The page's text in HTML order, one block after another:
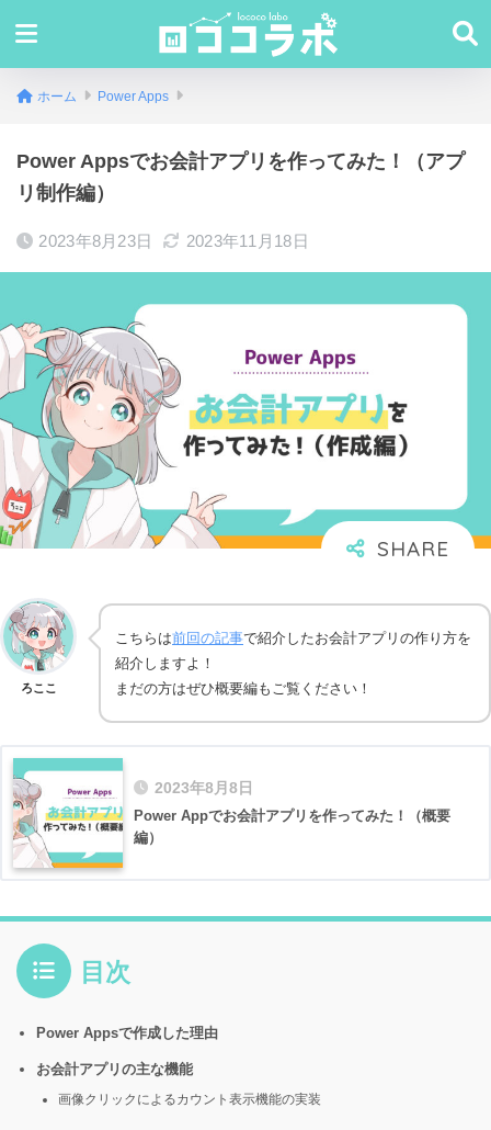
ホーム Power Apps
Power Appsでお会計アプリを作ってみた！（アプ
リ制作編）
2023年8月23日 2023年11月18日
ろここ
こちらは前回の記事で紹介したお会計アプリの作り方を
紹介しますよ！
まだの方はぜひ概要編もご覧ください！
2023年8月8日
Power Appでお会計アプリを作ってみた！（概要
編）
目次
Power Appsで作成した理由
お会計アプリの主な機能
画像クリックによるカウント表示機能の実装